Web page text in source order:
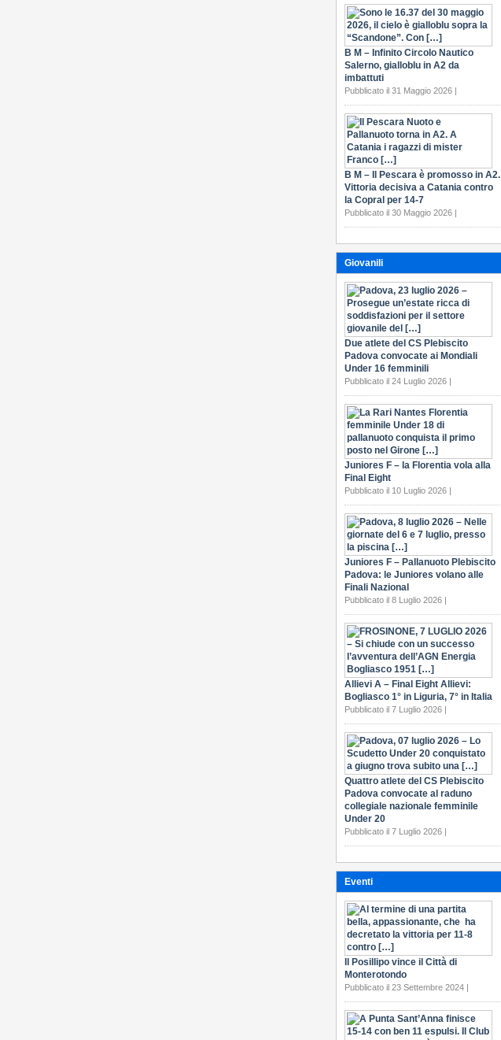
B M – Infinito Circolo Nautico
Salerno, gialloblu in A2 da
imbattuti
Pubblicato il 31 Maggio 2026 |
B M – Il Pescara è promosso in A2.
Vittoria decisiva a Catania contro
la Copral per 14-7
Pubblicato il 30 Maggio 2026 |
Giovanili
Due atlete del CS Plebiscito
Padova convocate ai Mondiali
Under 16 femminili
Pubblicato il 24 Luglio 2026 |
Juniores F – la Florentia vola alla
Final Eight
Pubblicato il 10 Luglio 2026 |
Juniores F – Pallanuoto Plebiscito
Padova: le Juniores volano alle
Finali Nazional
Pubblicato il 8 Luglio 2026 |
Allievi A – Final Eight Allievi:
Bogliasco 1° in Liguria, 7° in Italia
Pubblicato il 7 Luglio 2026 |
Quattro atlete del CS Plebiscito
Padova convocate al raduno
collegiale nazionale femminile
Under 20
Pubblicato il 7 Luglio 2026 |
Eventi
Il Posillipo vince il Città di
Monterotondo
Pubblicato il 23 Settembre 2024 |